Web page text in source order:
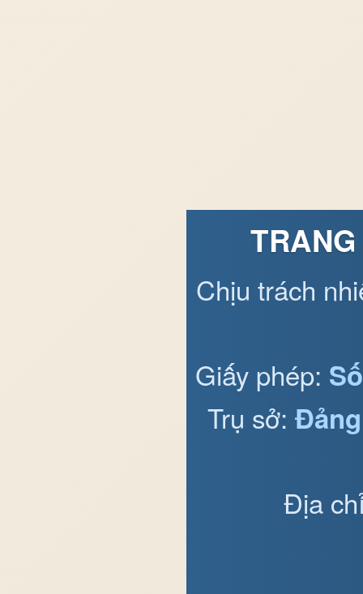
Chịu trách
Giấy phép:
Trụ sở:
Địa